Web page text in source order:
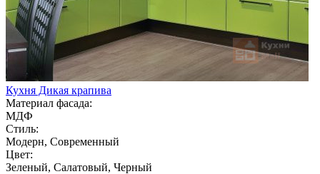
Кухня Дикая крапива
Материал фасада:
МДФ
Стиль:
Модерн, Современный
Цвет:
Зеленый, Салатовый, Черный